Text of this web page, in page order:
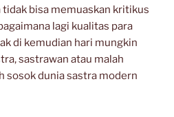
bisa memuaskan kritikus
lagi kualitas para
di kemudian hari mungkin
sastrawan atau malah
sosok dunia sastra modern